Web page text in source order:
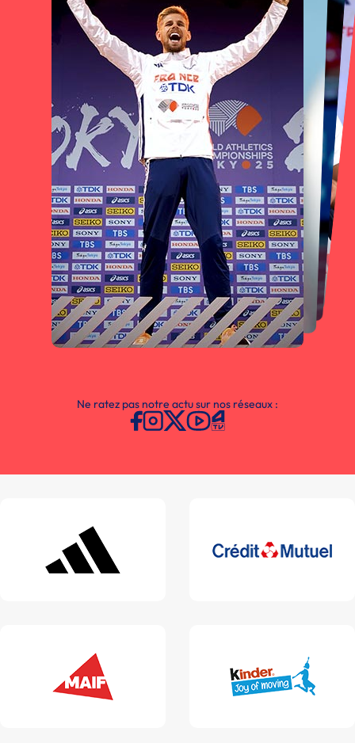
Ne ratez pas notre actu sur nos réseaux :